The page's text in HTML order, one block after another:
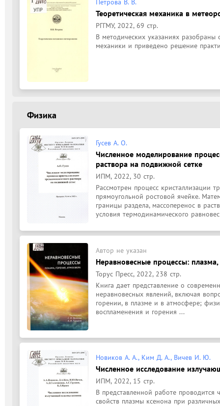
Теоретическая механика в
РГГМУ, 2022, 69 стр.
В методических указаниях
механики и приведено решение
Физика
Гусев А. О.
Численное моделирование
раствора на подвижной сетке
ИПМ, 2022, 30 стр.
Рассмотрен процесс кристаллизации
прямоугольной ростовой ячейке.
границы раздела, массоперенос в
условия термодинамического
Автор не указан
Неравновесные процессы:
Торус Пресс, 2022, 238 стр.
Книга дает представление о
неравновесных явлений, включая
горении, в плазме и в атмосфере;
воспламенения и горения ...
Новиков А. А., Ким Д. А., Вичев И. Ю.
Численное исследование
ИПМ, 2022, 15 стр.
В представленной работе проводится
свойств плазмы ксенона при